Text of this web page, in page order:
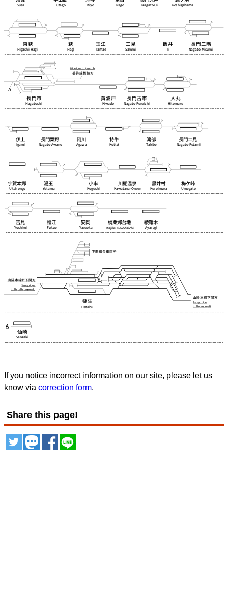
If you notice incorrect information on our site, please let us
know via correction form.
Share this page!
ツイートトゥート
シェア